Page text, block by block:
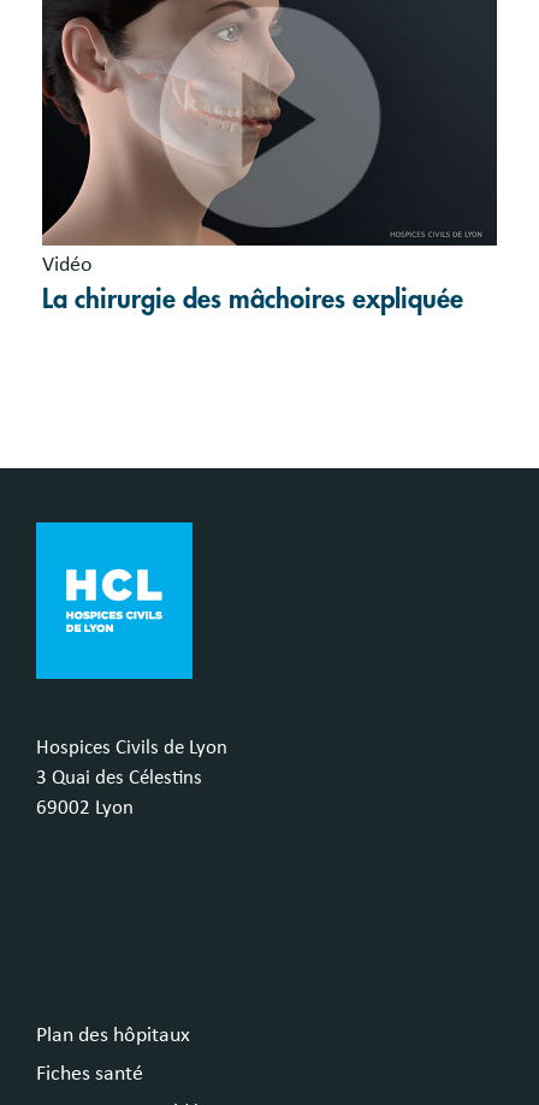
Vidéo
La chirurgie des mâchoires expliquée
Hospices Civils de Lyon
3 Quai des Célestins
69002 Lyon
Plan des hôpitaux
Fiches santé